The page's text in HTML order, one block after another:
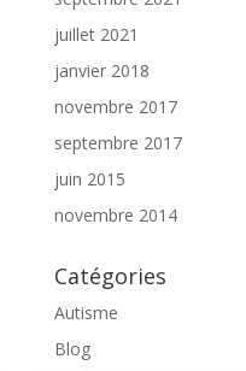
juillet 2021
janvier 2018
novembre 2017
septembre 2017
juin 2015
novembre 2014
Catégories
Autisme
Blog